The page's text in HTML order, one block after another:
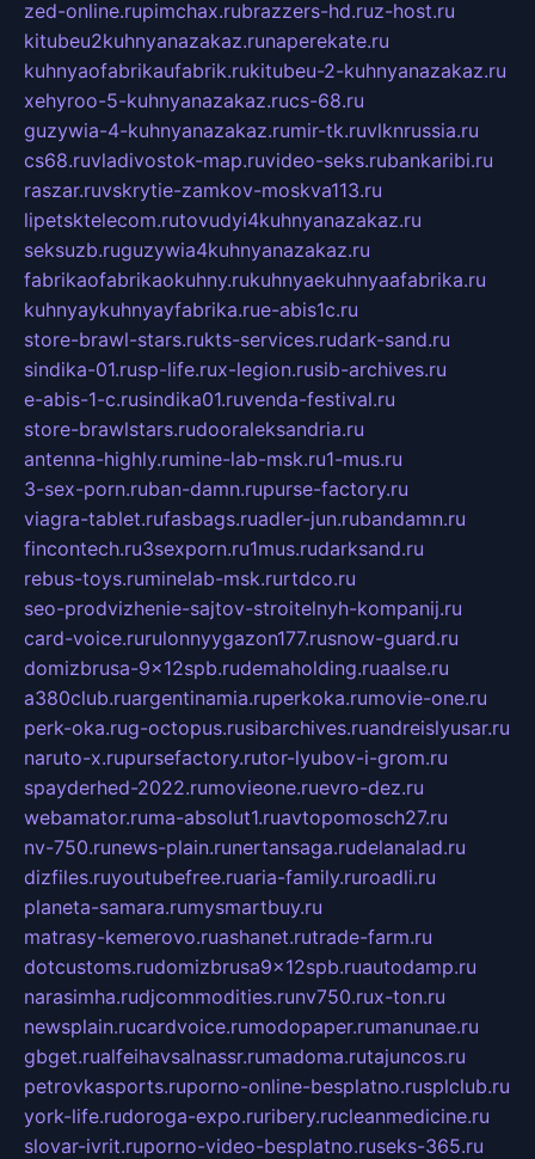
zed-online.rupimchax.rubrazzers-hd.ruz-host.ru
kitubeu2kuhnyanazakaz.runaperekate.ru
kuhnyaofabrikaufabrik.rukitubeu-2-kuhnyanazakaz.ru
xehyroo-5-kuhnyanazakaz.rucs-68.ru
guzywia-4-kuhnyanazakaz.rumir-tk.ruvlknrussia.ru
cs68.ruvladivostok-map.ruvideo-seks.rubankaribi.ru
raszar.ruvskrytie-zamkov-moskva113.ru
lipetsktelecom.rutovudyi4kuhnyanazakaz.ru
seksuzb.ruguzywia4kuhnyanazakaz.ru
fabrikaofabrikaokuhny.rukuhnyaekuhnyaafabrika.ru
kuhnyaykuhnyayfabrika.rue-abis1c.ru
store-brawl-stars.rukts-services.rudark-sand.ru
sindika-01.rusp-life.rux-legion.rusib-archives.ru
e-abis-1-c.rusindika01.ruvenda-festival.ru
store-brawlstars.rudooraleksandria.ru
antenna-highly.rumine-lab-msk.ru1-mus.ru
3-sex-porn.ruban-damn.rupurse-factory.ru
viagra-tablet.rufasbags.ruadler-jun.rubandamn.ru
fincontech.ru3sexporn.ru1mus.rudarksand.ru
rebus-toys.ruminelab-msk.rurtdco.ru
seo-prodvizhenie-sajtov-stroitelnyh-kompanij.ru
card-voice.rurulonnyygazon177.rusnow-guard.ru
domizbrusa-9x12spb.rudemaholding.ruaalse.ru
a380club.ruargentinamia.ruperkoka.rumovie-one.ru
perk-oka.rug-octopus.rusibarchives.ruandreislyusar.ru
naruto-x.rupursefactory.rutor-lyubov-i-grom.ru
spayderhed-2022.rumovieone.ruevro-dez.ru
webamator.ruma-absolut1.ruavtopomosch27.ru
nv-750.runews-plain.runertansaga.rudelanalad.ru
dizfiles.ruyoutubefree.ruaria-family.ruroadli.ru
planeta-samara.rumysmartbuy.ru
matrasy-kemerovo.ruashanet.rutrade-farm.ru
dotcustoms.rudomizbrusa9x12spb.ruautodamp.ru
narasimha.rudjcommodities.runv750.rux-ton.ru
newsplain.rucardvoice.rumodopaper.rumanunae.ru
gbget.rualfeihavsalnassr.rumadoma.rutajuncos.ru
petrovkasports.ruporno-online-besplatno.rusplclub.ru
york-life.rudoroga-expo.ruribery.rucleanmedicine.ru
slovar-ivrit.ruporno-video-besplatno.ruseks-365.ru